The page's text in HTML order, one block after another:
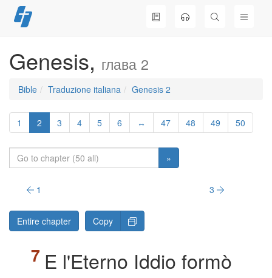
Skip
to
Genesis, глава 2
Bible Traduzione italiana Genesis 2
1 2 3 4 5 6 ↔ 47 48 49 50
»
1 3
Entire chapter Copy
E l'Eterno Iddio formò